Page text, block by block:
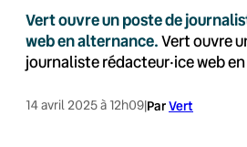
Vert ouvre un poste de
web en alternance.Vert ouvre
journaliste rédacteur·ice web
14 avril 2025 à 12h09|ParVert